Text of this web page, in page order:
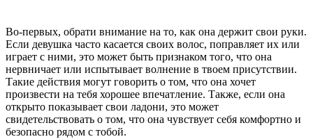
Во-первых, обрати внимание на то, как она держит свои руки.
Если девушка часто касается своих волос, поправляет их или
играет с ними, это может быть признаком того, что она
нервничает или испытывает волнение в твоем присутствии.
Такие действия могут говорить о том, что она хочет
произвести на тебя хорошее впечатление. Также, если она
открыто показывает свои ладони, это может
свидетельствовать о том, что она чувствует себя комфортно и
безопасно рядом с тобой.